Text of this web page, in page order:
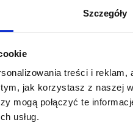
Szczegóły
treści i reklam,
jak korzystasz z naszej
mogą połączyć te
usług.